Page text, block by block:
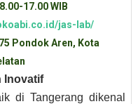
17.00 WIB
jas-lab/
Pondok Aren, Kota
Inovatif
di Tangerang dikenal